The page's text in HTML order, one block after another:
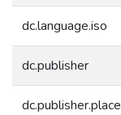
dc.language.iso
dc.publisher
dc.publisher.place